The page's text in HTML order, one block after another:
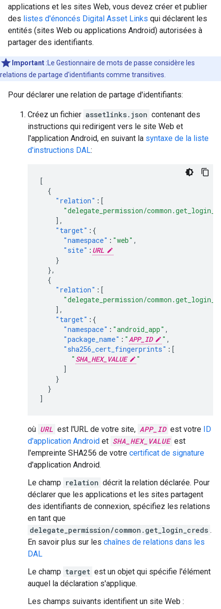
applications et les sites Web, vous devez créer et publier
des listes d'énoncés Digital Asset Links qui déclarent les
entités (sites Web ou applications Android) autorisées à
partager des identifiants.
Important :Le Gestionnaire de mots de passe considère les
relations de partage d'identifiants comme transitives.
Pour déclarer une relation de partage d'identifiants:
Créez un fichier assetlinks.json contenant des
instructions qui redirigent vers le site Web et
l'application Android, en suivant la syntaxe de la liste
d'instructions DAL:
[
{
"relation" :[
"delegate_permission/
],
"target" :{
"namespace" : "web" ,
"site" : URL
}
},
{
"relation" :[
"delegate_permission/
],
"target" :{
"namespace" : "android_app" ,
"package_name" : "APP_ID " ,
"sha256_cert_fingerprints" :[
" SHA_HEX_VALUE
"
]
}
}
]
où URL est l'URL de votre site, APP_ID est votre ID
d'application Android et SHA_HEX_VALUE est
l'empreinte SHA256 de votre certificat de signature
d'application Android.
Le champ relation décrit la relation déclarée. Pour
déclarer que les applications et les sites partagent
des identifiants de connexion, spécifiez les relations
en tant que
delegate_permission/common.get_login_creds .
En savoir plus sur les chaînes de relations dans les
DAL
Le champ target est un objet qui spécifie l'élément
auquel la déclaration s'applique.
Les champs suivants identifient un site Web :